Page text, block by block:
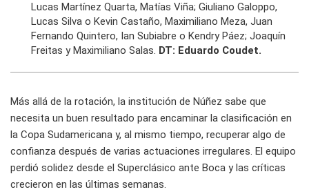
Lucas Martínez Quarta, Matías Viña; Giuliano Galoppo,
Lucas Silva o Kevin Castaño, Maximiliano Meza, Juan
Fernando Quintero, Ian Subiabre o Kendry Páez; Joaquín
Freitas y Maximiliano Salas. DT: Eduardo Coudet.
Más allá de la rotación, la institución de Núñez sabe que
necesita un buen resultado para encaminar la clasificación en
la Copa Sudamericana y, al mismo tiempo, recuperar algo de
confianza después de varias actuaciones irregulares. El equipo
perdió solidez desde el Superclásico ante Boca y las críticas
crecieron en las últimas semanas.